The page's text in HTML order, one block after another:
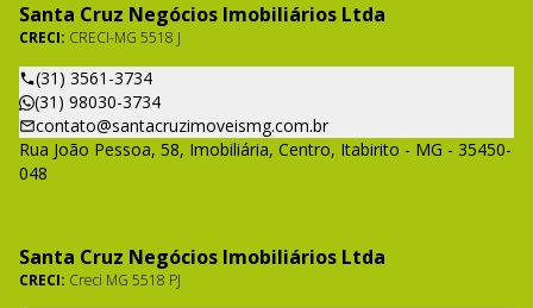
Santa Cruz Negócios Imobiliários Ltda
CRECI: CRECI-MG 5518 J
(31) 3561-3734
(31) 98030-3734
contato@santacruzimoveismg.com.br
Rua João Pessoa, 58, Imobiliária, Centro, Itabirito - MG - 35450-
048
Santa Cruz Negócios Imobiliários Ltda
CRECI: Creci MG 5518 PJ